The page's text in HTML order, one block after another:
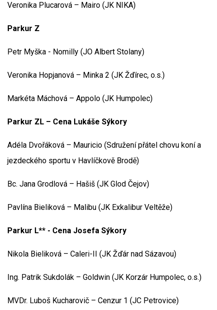
Veronika Plucarová – Mairo (JK NIKA)
Parkur Z
Petr Myška - Nomilly (JO Albert Stolany)
Veronika Hopjanová – Minka 2 (JK Žďírec, o.s.)
Markéta Máchová – Appolo (JK Humpolec)
Parkur ZL – Cena Lukáše Sýkory
Adéla Dvořáková – Mauricio (Sdružení přátel chovu koní a
jezdeckého sportu v Havlíčkově Brodě)
Bc. Jana Grodlová – Hašiš (JK Glod Čejov)
Pavlína Bieliková – Malibu (JK Exkalibur Veltěže)
Parkur L** - Cena Josefa Sýkory
Nikola Bieliková – Caleri-II (JK Žďár nad Sázavou)
Ing. Patrik Sukdolák – Goldwin (JK Korzár Humpolec, o.s.)
MVDr. Luboš Kucharovič – Cenzur 1 (JC Petrovice)